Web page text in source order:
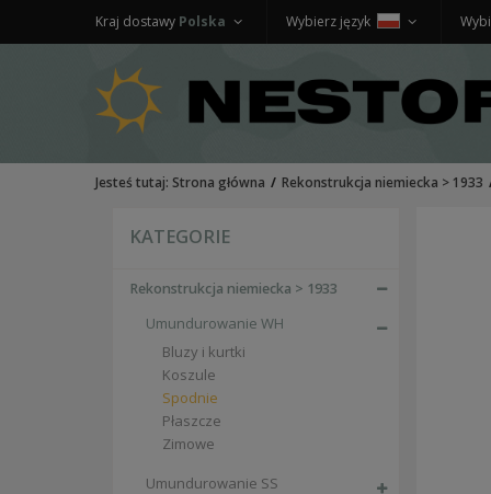
Wybierz język
Kraj dostawy Polska
Jesteś tutaj: Strona główna Rekonstrukcja niemiecka > 1933
KATEGORIE
Rekonstrukcja niemiecka > 1933
Umundurowanie WH
Bluzy i kurtki
Koszule
Spodnie
Płaszcze
Zimowe
Umundurowanie SS